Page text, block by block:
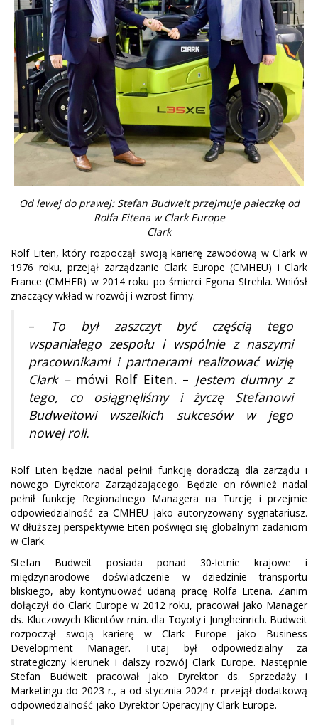
Od lewej do prawej: Stefan Budweit przejmuje pałeczkę od
Rolfa Eitena w Clark Europe
Clark
Rolf Eiten, który rozpoczął swoją karierę zawodową w Clark w
1976 roku, przejął zarządzanie Clark Europe (CMHEU) i Clark
France (CMHFR) w 2014 roku po śmierci Egona Strehla. Wniósł
znaczący wkład w rozwój i wzrost firmy.
–
To był zaszczyt być częścią tego
wspaniałego zespołu i wspólnie z naszymi
pracownikami i partnerami realizować wizję
Clark –mówi Rolf Eiten. – Jestem dumny z
tego, co osiągnęliśmy i życzę Stefanowi
Budweitowi wszelkich sukcesów w jego
nowej roli.
Rolf Eiten będzie nadal pełnił funkcję doradczą dla zarządu i
nowego Dyrektora Zarządzającego. Będzie on również nadal
pełnił funkcję Regionalnego Managera na Turcję i przejmie
odpowiedzialność za CMHEU jako autoryzowany sygnatariusz.
W dłuższej perspektywie Eiten poświęci się globalnym zadaniom
w Clark.
Stefan Budweit posiada ponad 30-letnie krajowe i
międzynarodowe doświadczenie w dziedzinie transportu
bliskiego, aby kontynuować udaną pracę Rolfa Eitena. Zanim
dołączył do Clark Europe w 2012 roku, pracował jako Manager
ds. Kluczowych Klientów m.in. dla Toyoty i Jungheinrich. Budweit
rozpoczął swoją karierę w Clark Europe jako Business
Development Manager. Tutaj był odpowiedzialny za
strategiczny kierunek i dalszy rozwój Clark Europe. Następnie
Stefan Budweit pracował jako Dyrektor ds. Sprzedaży i
Marketingu do 2023 r., a od stycznia 2024 r. przejął dodatkową
odpowiedzialność jako Dyrektor Operacyjny Clark Europe.